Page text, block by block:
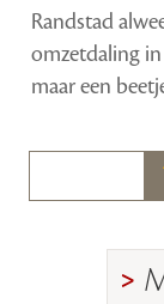
Randstad
omzetdaling
maar een